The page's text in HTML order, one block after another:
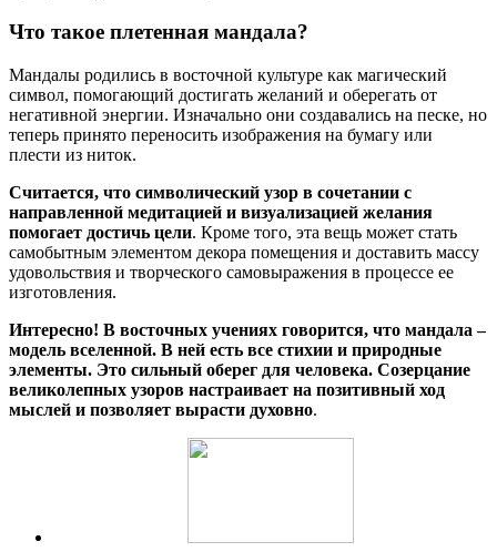
Что такое плетенная мандала?
Мандалы родились в восточной культуре как магический
символ, помогающий достигать желаний и оберегать от
негативной энергии. Изначально они создавались на песке, но
теперь принято переносить изображения на бумагу или
плести из ниток.
Считается, что символический узор в сочетании с
направленной медитацией и визуализацией желания
помогает достичь цели. Кроме того, эта вещь может стать
самобытным элементом декора помещения и доставить массу
удовольствия и творческого самовыражения в процессе ее
изготовления.
Интересно! В восточных учениях говорится, что мандала –
модель вселенной. В ней есть все стихии и природные
элементы. Это сильный оберег для человека. Созерцание
великолепных узоров настраивает на позитивный ход
мыслей и позволяет вырасти духовно.